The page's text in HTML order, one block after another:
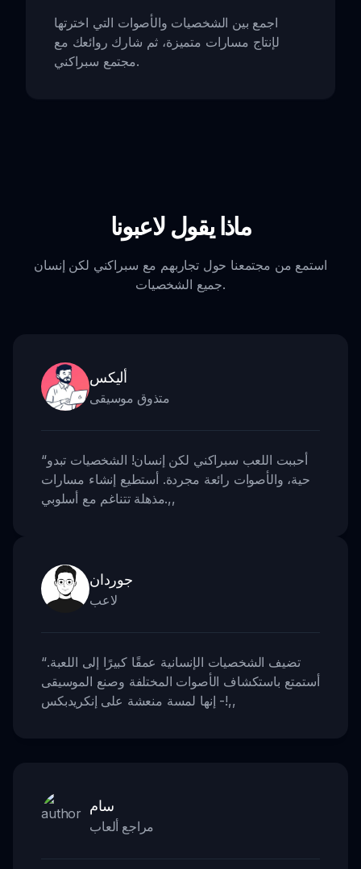
اجمع بين الشخصيات والأصوات التي اخترتها
لإنتاج مسارات متميزة، ثم شارك روائعك مع
مجتمع سبراكني.
ماذا يقول لاعبونا
استمع من مجتمعنا حول تجاربهم مع سبراكني لكن إنسان
جميع الشخصيات.
أليكس
متذوق موسيقى
“أحببت اللعب سبراكني لكن إنسان! الشخصيات تبدو
حية، والأصوات رائعة مجردة. أستطيع إنشاء مسارات
مذهلة تتناغم مع أسلوبي.,,
جوردان
لاعب
“تضيف الشخصيات الإنسانية عمقًا كبيرًا إلى اللعبة.
أستمتع باستكشاف الأصوات المختلفة وصنع الموسيقى
- إنها لمسة منعشة على إنكريدبكس!,,
سام
مراجع ألعاب